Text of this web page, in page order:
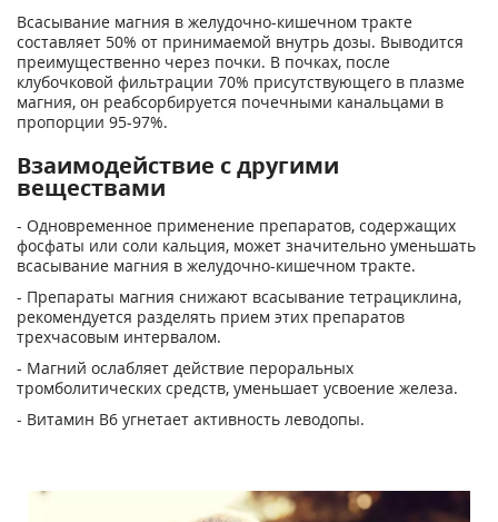
Всасывание магния в желудочно-кишечном тракте
составляет 50% от принимаемой внутрь дозы. Выводится
преимущественно через почки. В почках, после
клубочковой фильт­рации 70% присутствующего в плазме
магния, он реабсорбируется почечными канальцами в
пропорции 95-97%.
Взаимодействие с другими
веществами
- Одновременное применение препаратов, содержащих
фосфаты или соли кальция, может значительно уменьшать
всасывание магния в желудочно-кишечном тракте.
- Препараты магния снижают всасывание тетрациклина,
рекомендуется разделять прием этих препаратов
трехчасовым интервалом.
- Магний ослабляет действие пероральных
тромболитических средств, уменьшает усвоение железа.
- Витамин В6 угнетает активность леводопы.